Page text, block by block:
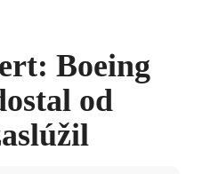
Boeing
od